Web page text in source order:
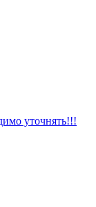
уточнять!!!